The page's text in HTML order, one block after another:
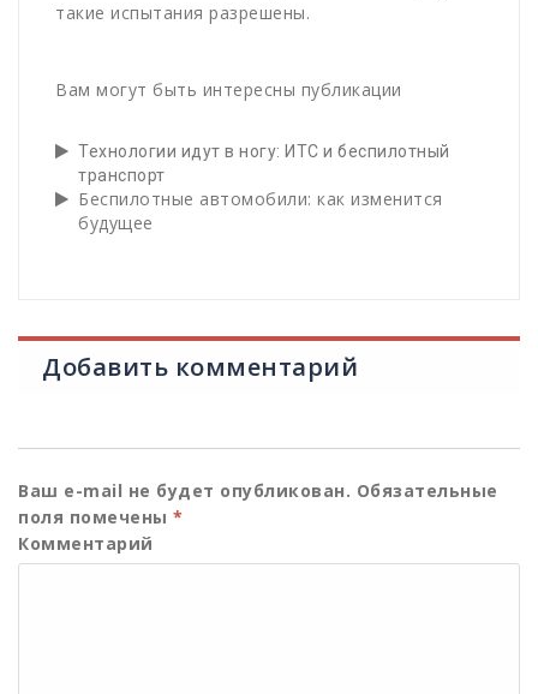
такие испытания разрешены.
Вам могут быть интересны публикации
Технологии идут в ногу: ИТС и беспилотный
транспорт
Беспилотные автомобили: как изменится
будущее
Добавить комментарий
Ваш e-mail не будет опубликован. Обязательные
поля помечены *
Комментарий